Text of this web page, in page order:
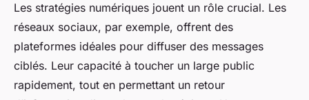
Les stratégies numériques jouent un rôle crucial. Les
réseaux sociaux, par exemple, offrent des
plateformes idéales pour diffuser des messages
ciblés. Leur capacité à toucher un large public
rapidement, tout en permettant un retour